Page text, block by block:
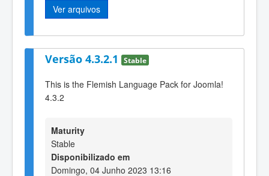
Ver arquivos
Versão 4.3.2.1 Stable
This is the Flemish Language Pack for Joomla!
4.3.2
Maturity
Stable
Disponibilizado em
Domingo, 04 Junho 2023 13:16